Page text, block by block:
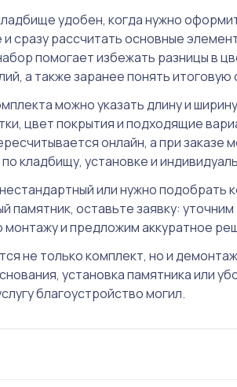
удобен, когда нужно
сразу рассчитать основные
помогает избежать разницы в
а также заранее понять итоговую
можно указать длину и
цвет покрытия и подходящие
онлайн, а при заказе
кладбищу, установке и
или нужно подобрать
памятник, оставьте заявку:
монтажу и предложим аккуратное
не только комплект, но и
установка памятника или
благоустройство могил.